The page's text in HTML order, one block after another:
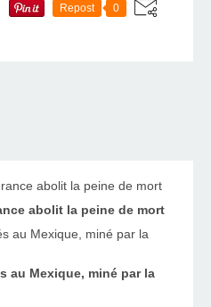
Repost 0
abolit la peine de mort
au Mexique, miné par la